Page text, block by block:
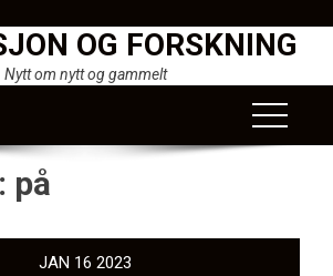
OG FORSKNING
Nytt om nytt og gammelt
på
JAN 16 2023